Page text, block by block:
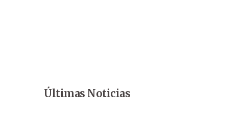
Últimas Noticias